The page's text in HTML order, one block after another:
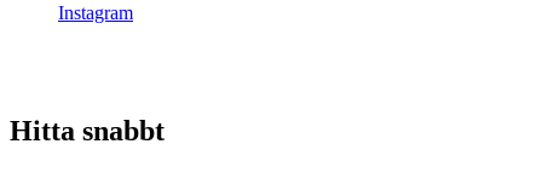
Instagram
Hitta snabbt